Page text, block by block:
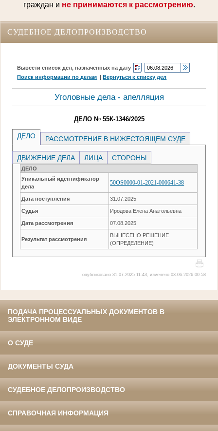
граждан и не принимаются к рассмотрению.
СУДЕБНОЕ ДЕЛОПРОИЗВОДСТВО
Вывести список дел, назначенных на дату
Поиск информации по делам |Вернуться к списку дел
Уголовные дела - апелляция
ДЕЛО № 55К-1346/2025
ДЕЛО РАССМОТРЕНИЕ В НИЖЕСТОЯЩЕМ СУДЕ
ДВИЖЕНИЕ ДЕЛА ЛИЦА СТОРОНЫ
ДЕЛО
Уникальный идентификатор
дела
50OS0000-01-2021-000641-38
Дата поступления 31.07.2025
Судья Иродова Елена Анатольевна
Дата рассмотрения 07.08.2025
Результат рассмотрения
ВЫНЕСЕНО РЕШЕНИЕ
(ОПРЕДЕЛЕНИЕ)
опубликовано 31.07.2025 11:43, изменено 03.06.2026 00:58
ПОДАЧА ПРОЦЕССУАЛЬНЫХ ДОКУМЕНТОВ В
ЭЛЕКТРОННОМ ВИДЕ
О СУДЕ
ДОКУМЕНТЫ СУДА
СУДЕБНОЕ ДЕЛОПРОИЗВОДСТВО
СПРАВОЧНАЯ ИНФОРМАЦИЯ